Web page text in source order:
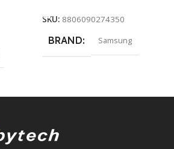
SKU: 8806090274350
BRAND Samsung